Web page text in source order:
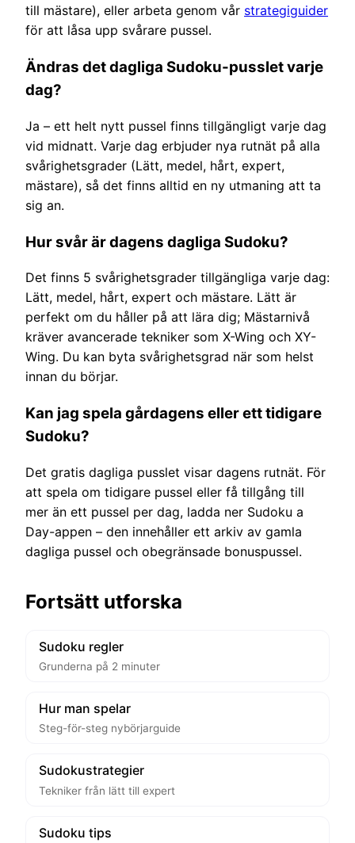
till mästare), eller arbeta genom vår strategiguider
för att låsa upp svårare pussel.
Ändras det dagliga Sudoku-pusslet varje
dag?
Ja – ett helt nytt pussel finns tillgängligt varje dag
vid midnatt. Varje dag erbjuder nya rutnät på alla
svårighetsgrader (Lätt, medel, hårt, expert,
mästare), så det finns alltid en ny utmaning att ta
sig an.
Hur svår är dagens dagliga Sudoku?
Det finns 5 svårighetsgrader tillgängliga varje dag:
Lätt, medel, hårt, expert och mästare. Lätt är
perfekt om du håller på att lära dig; Mästarnivå
kräver avancerade tekniker som X-Wing och XY-
Wing. Du kan byta svårighetsgrad när som helst
innan du börjar.
Kan jag spela gårdagens eller ett tidigare
Sudoku?
Det gratis dagliga pusslet visar dagens rutnät. För
att spela om tidigare pussel eller få tillgång till
mer än ett pussel per dag, ladda ner Sudoku a
Day-appen – den innehåller ett arkiv av gamla
dagliga pussel och obegränsade bonuspussel.
Fortsätt utforska
Sudoku regler
Grunderna på 2 minuter
Hur man spelar
Steg-för-steg nybörjarguide
Sudokustrategier
Tekniker från lätt till expert
Sudoku tips